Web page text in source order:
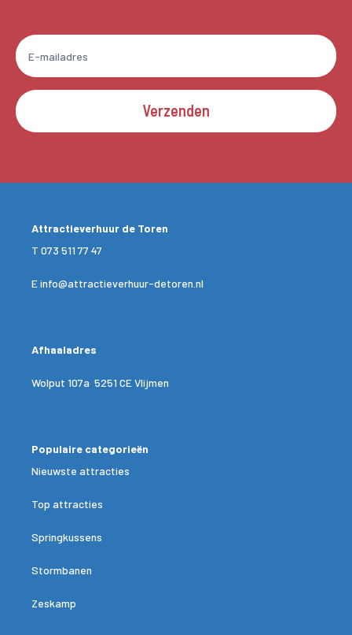
Verzenden
Attractieverhuur de Toren
T 073 511 77 47
Einfo@attractieverhuur-detoren.nl
Afhaaladres
Wolput 107a 5251 CE Vlijmen
Populaire categorieën
Nieuwste attracties
Top attracties
Springkussens
Stormbanen
Zeskamp